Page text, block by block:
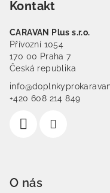
Kontakt
CARAVAN Plus s.r.o.
Přívozní 1054
170 00 Praha 7
Česká republika
+420 608 214 849
O nás